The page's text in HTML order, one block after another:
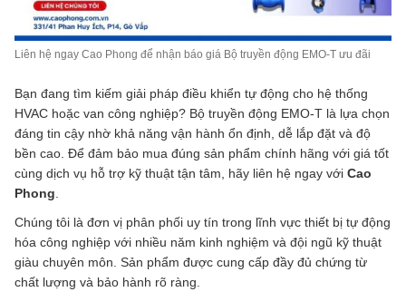
Liên hệ ngay Cao Phong để nhận báo giá Bộ truyền động EMO-T ưu đãi
Bạn đang tìm kiếm giải pháp điều khiển tự động cho hệ thống
HVAC hoặc van công nghiệp? Bộ truyền động EMO-T là lựa chọn
đáng tin cậy nhờ khả năng vận hành ổn định, dễ lắp đặt và độ
bền cao. Để đảm bảo mua đúng sản phẩm chính hãng với giá tốt
cùng dịch vụ hỗ trợ kỹ thuật tận tâm, hãy liên hệ ngay với Cao
Phong.
Chúng tôi là đơn vị phân phối uy tín trong lĩnh vực thiết bị tự động
hóa công nghiệp với nhiều năm kinh nghiệm và đội ngũ kỹ thuật
giàu chuyên môn. Sản phẩm được cung cấp đầy đủ chứng từ
chất lượng và bảo hành rõ ràng.